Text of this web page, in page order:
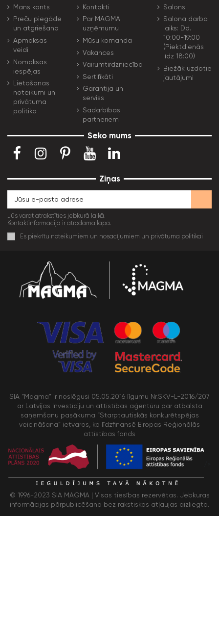
Mans konts
Preču piegāde
un atgriešana
Apmaksas
veidi
Nomaksas
iespējas
Lietošanas
noteikumi un
privātuma
politika
Kontakti
Par MAGMA
uzņēmumu
Mūsu komanda
Vakances
Vairumtirdzniecība
Sertifikāti
Garantija un
serviss
Sadarbības
partneriem
Salons
Salona darba
laiks: Dd.
10:00-19:00
(Piektdienās
līdz 18:00)
Biežāk uzdotie
jautājumi
Seko mums
Ziņas
Jūs varat atrakstīties jebkurā laikā.
Kontaktinformācija ir atrodama lapā.
Es piekrītu noteikumiem un nosacījumiem un privātuma politikai
SIA “Magma” ir noslēgusi 05.05.2016 līgumu Nr.SKV-L-2016/207
ar Latvijas Investīciju un attīstības aģentūru par atbalsta
saņemšanu pasākuma “Starptautiskās konkurētspējas
veicināšana” ietvaros, ko līdzfinansē Eiropas Reģionālās
attīstības fonds
© 1996-2023 SIA MAGMA | Visas tiesības rezervētas. Jebkuras
informācijas pārpublicēšana bez rakstiskas atļaujas aizliegta.